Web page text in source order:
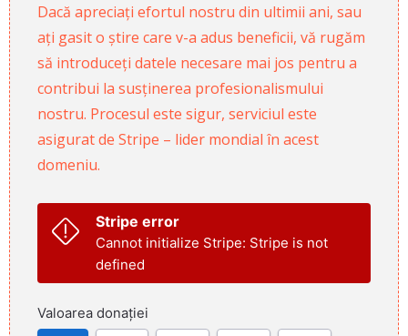
Dacă apreciați efortul nostru din ultimii ani, sau
ați gasit o știre care v-a adus beneficii, vă rugăm
să introduceți datele necesare mai jos pentru a
contribui la susținerea profesionalismului
nostru. Procesul este sigur, serviciul este
asigurat de Stripe – lider mondial în acest
domeniu.
Stripe error
Cannot initialize Stripe: Stripe is not
defined
Valoarea donației